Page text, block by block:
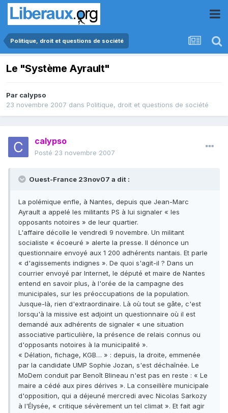
Politique, droit et questions de société
Le "Système Ayrault"
Par calypso
23 novembre 2007 dans Politique, droit et questions de société
calypso
Posté 23 novembre 2007
Ouest-France 23nov07 a dit :
La polémique enfle, à Nantes, depuis que Jean-Marc
Ayrault a appelé les militants PS à lui signaler « les
opposants notoires » de leur quartier.
L'affaire décolle le vendredi 9 novembre. Un militant
socialiste « écoeuré » alerte la presse. Il dénonce un
questionnaire envoyé aux 1 200 adhérents nantais. Et parle
« d'agissements indignes ». De quoi s'agit-il ? Dans un
courrier envoyé par Internet, le député et maire de Nantes
entend en savoir plus, à l'orée de la campagne des
municipales, sur les préoccupations de la population.
Jusque-là, rien d'extraordinaire. Là où tout se gâte, c'est
lorsqu'à la missive est adjoint un questionnaire où il est
demandé aux adhérents de signaler « une situation
associative particulière, la présence de relais connus ou
d'opposants notoires à la municipalité ».
« Délation, fichage, KGB… » : depuis, la droite, emmenée
par la candidate UMP Sophie Jozan, s'est déchaînée. Le
MoDem conduit par Benoît Blineau n'est pas en reste : « Le
maire a cédé aux pires dérives ». La conseillère municipale
d'opposition, qui a déjeuné mercredi avec Nicolas Sarkozy
à l'Élysée, « critique sévèrement un tel climat ». Et fait agir